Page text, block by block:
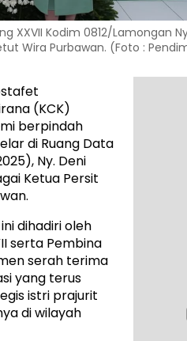
XXVII Kodim 0812/Lamongan
Wira Purbawan. (Foto :
(KCK)
berpindah
di Ruang Data
Ny. Deni
Ketua Persit
dihadiri oleh
serta Pembina
serah terima
yang terus
istri prajurit
di wilayah